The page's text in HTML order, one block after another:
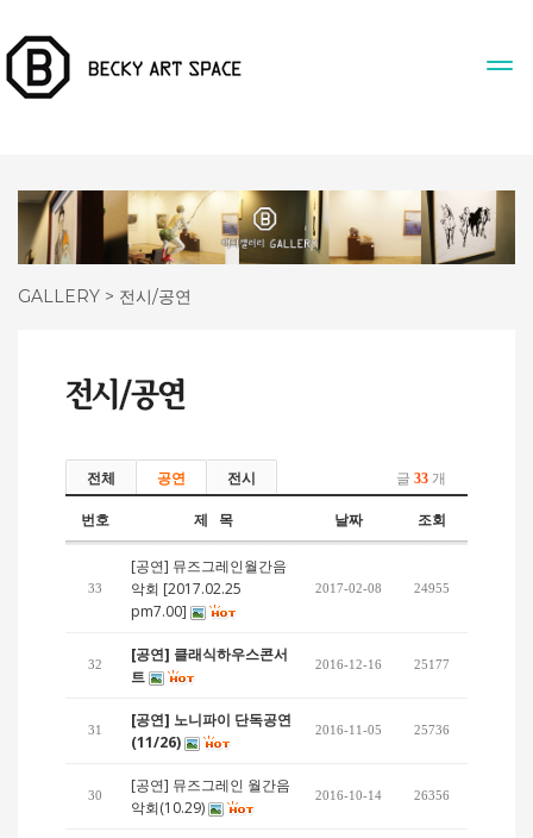
GALLERY > 전시/공연
글 33 개
전체 공연 전시
번호 제 목 날짜 조회
33
[공연] 뮤즈그레인월간음
악회 [2017.02.25
pm7.00]
2017-02-08 24955
32
[공연] 클래식하우스콘서
트
2016-12-16 25177
31
[공연] 노니파이 단독공연
(11/26)
2016-11-05 25736
30
[공연] 뮤즈그레인 월간음
악회(10.29)
2016-10-14 26356